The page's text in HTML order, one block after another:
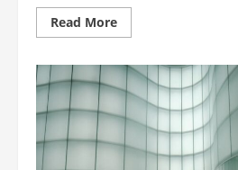
Read MoreRead
more
zielone
w
halach
prefabrykowanych:
Rozwiązania
wspierające
zrównoważony
rozwój